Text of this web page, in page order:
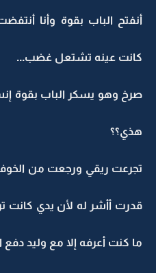
أنفتح الباب بقوة وأنا
كانت عينه تشتعل غضب...
صرخ وهو يسكر الباب بقوة
هذي؟؟
تجرعت ريقي ورجعت من الخوف
قدرت أأشر له لأن يدي كانت
ما كنت أعرفه إلا مع وليد